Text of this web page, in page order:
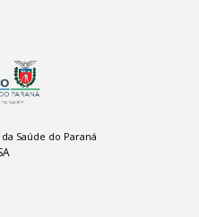
Saúde do Paraná